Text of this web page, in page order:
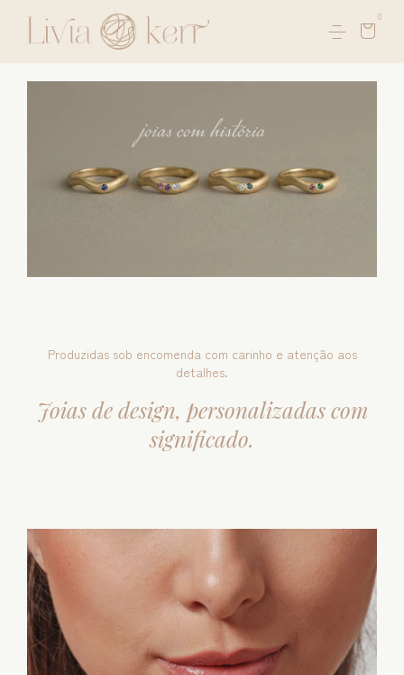
0
Produzidas sob encomenda com carinho e atenção aos
detalhes.
Joias de design, personalizadas com
significado.